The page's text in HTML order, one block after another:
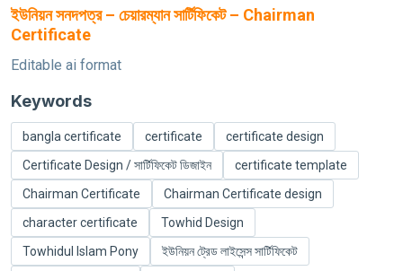
ইউনিয়ন সনদপত্র – চেয়ারম্যান সার্টিফিকেট – Chairman
Certificate
Editable ai format
Keywords
bangla certificate certificate
certificate design
Certificate Design / সার্টিফিকেট ডিজাইন
certificate template
Chairman Certificate
Chairman Certificate design
character certificate
Towhid Design
Towhidul Islam Pony
ইউনিয়ন ট্রেড লাইসেন্স সার্টিফিকেট